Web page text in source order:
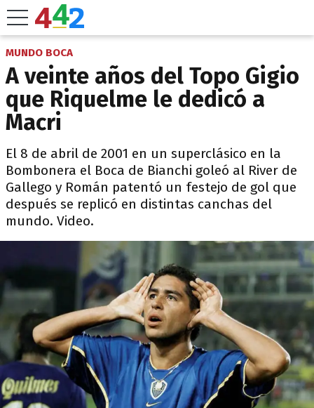
MUNDO BOCA
A veinte años del Topo Gigio
que Riquelme le dedicó a
Macri
El 8 de abril de 2001 en un superclásico en la
Bombonera el Boca de Bianchi goleó al River de
Gallego y Román patentó un festejo de gol que
después se replicó en distintas canchas del
mundo. Video.